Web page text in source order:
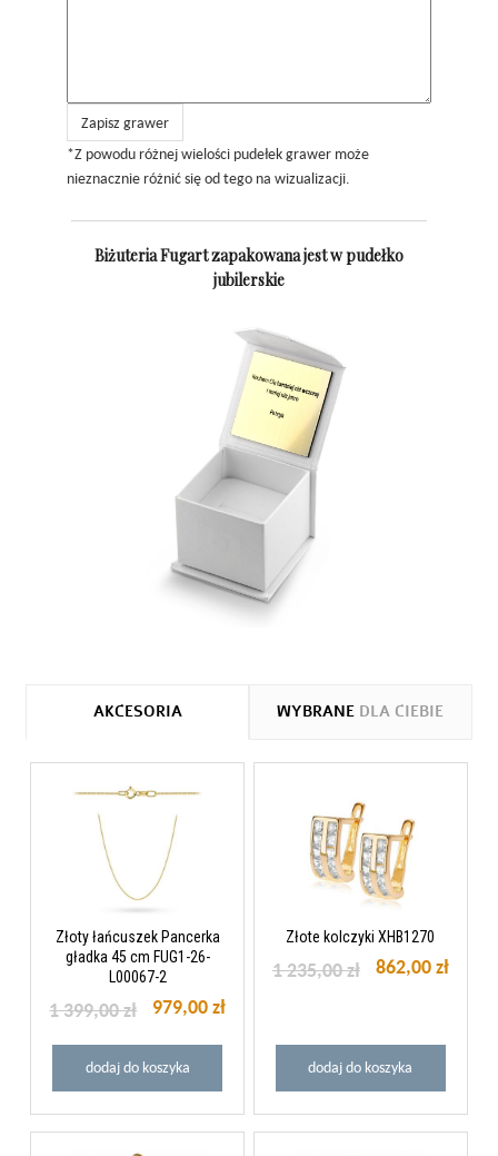
Zapisz grawer
*Z powodu różnej wielości pudełek grawer może
nieznacznie różnić się od tego na wizualizacji.
Biżuteria Fugart zapakowana jest w pudełko
jubilerskie
AKCESORIA WYBRANE DLA CIEBIE
Złoty łańcuszek Pancerka
gładka 45 cm FUG1-26-
L00067-2
979,00 zł
1 399,00 zł
dodaj do koszyka
Złote kolczyki XHB1270
862,00 zł
1 235,00 zł
dodaj do koszyka